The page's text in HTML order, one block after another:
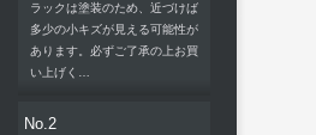
ラックは塗装のため、近づけば
多少の小キズが見える可能性が
あります。必ずご了承の上お買
い上げく…
No.2